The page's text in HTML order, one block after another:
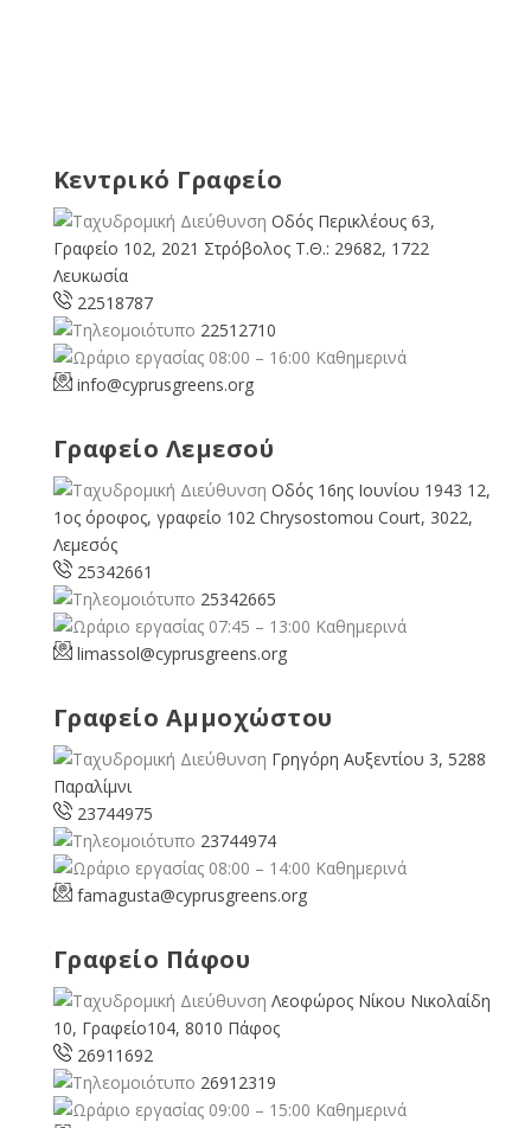
Κεντρικό Γραφείο
Οδός Περικλέους 63,
Γραφείο 102, 2021 Στρόβολος Τ.Θ.: 29682, 1722
Λευκωσία
22518787
22512710
08:00 – 16:00 Καθημερινά
info@cyprusgreens.org
Γραφείο Λεμεσού
Οδός 16ης Ιουνίου 1943 12,
1ος όροφος, γραφείο 102 Chrysostomou Court, 3022,
Λεμεσός
25342661
25342665
07:45 – 13:00 Καθημερινά
limassol@cyprusgreens.org
Γραφείο Αμμοχώστου
Γρηγόρη Αυξεντίου 3, 5288
Παραλίμνι
23744975
23744974
08:00 – 14:00 Καθημερινά
famagusta@cyprusgreens.org
Γραφείο Πάφου
Λεοφώρος Νίκου Νικολαίδη
10, Γραφείο104, 8010 Πάφος
26911692
26912319
09:00 – 15:00 Καθημερινά